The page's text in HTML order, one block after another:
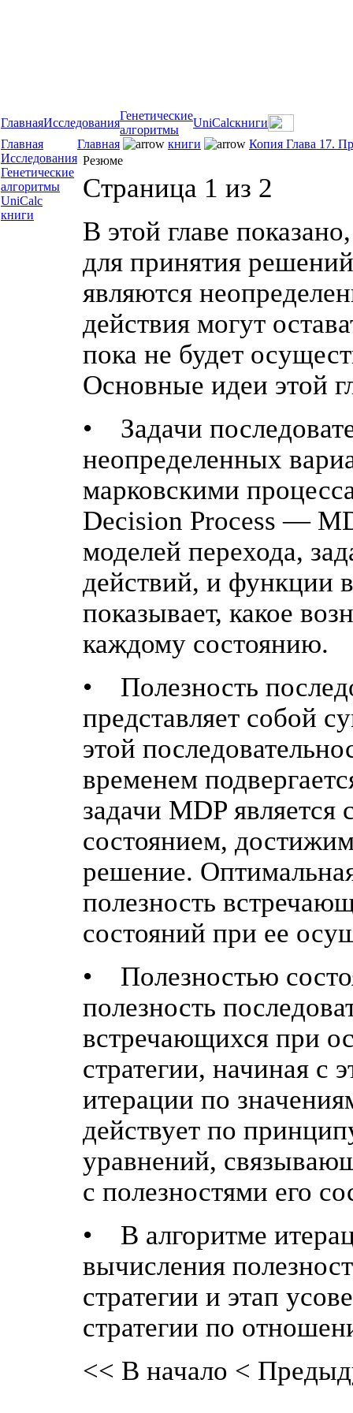
ГлавнаяИсследования
Генетические
алгоритмы
UniCalcкниги
Главная
Исследования
Генетические
алгоритмы
UniCalc
книги
Главная книги
Копия Глава 17.
Резюме
Страница 1 из 2
В этой главе
для принятия
являются
действия могут
пока не будет
Основные идеи этой
• Задачи
неопределенных
марковскими
Decision Process —
моделей перехода,
действий, и функции
показывает, какое
каждому состоянию.
• Полезность
представляет собой
этой
временем
задачи MDP является
состоянием,
решение.
полезность
состояний при ее
• Полезностью
полезность
встречающихся при
стратегии, начиная с
итерации по
действует по
уравнений,
с полезностями его
• В алгоритме
вычисления
стратегии и этап
стратегии по
<< В начало <